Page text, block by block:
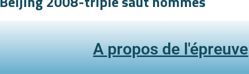
A propos de l'épreuve